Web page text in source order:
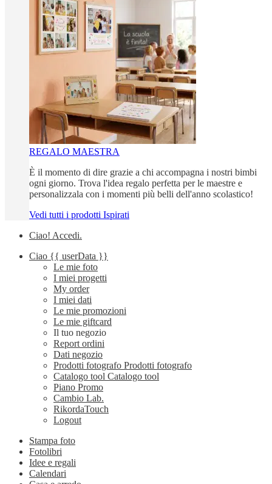
REGALO MAESTRA
È il momento di dire grazie a chi accompagna i nostri bimbi
ogni giorno. Trova l'idea regalo perfetta per le maestre e
personalizzala con i momenti più belli dell'anno scolastico!
Vedi tutti i prodotti Ispirati
Ciao! Accedi.
Ciao {{ userData }}
Le mie foto
I miei progetti
My order
I miei dati
Le mie promozioni
Le mie giftcard
Il tuo negozio
Report ordini
Dati negozio
Prodotti fotografo Prodotti fotografo
Catalogo tool Catalogo tool
Piano Promo
Cambio Lab.
RikordaTouch
Logout
Stampa foto
Fotolibri
Idee e regali
Calendari